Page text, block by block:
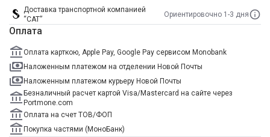
Доставка транспортной компанией
“САТ”
Ориентировочно 1-3 дня
Оплата
Оплата карткою, Apple Pay, Google Pay сервисом Monobank
Наложенным платежом на отделении Новой Почты
Наложенным платежом курьеру Новой Почты
Безналичный расчет картой Visa/Mastercard на сайте через
Portmone.com
Оплата на счет ТОВ/ФОП
Покупка частями (МоноБанк)